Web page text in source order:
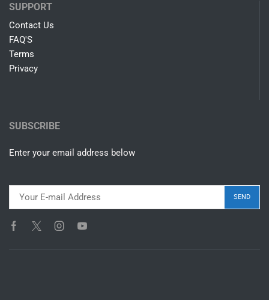
SUPPORT
Contact Us
FAQ'S
Terms
Privacy
SUBSCRIBE
Enter your email address below